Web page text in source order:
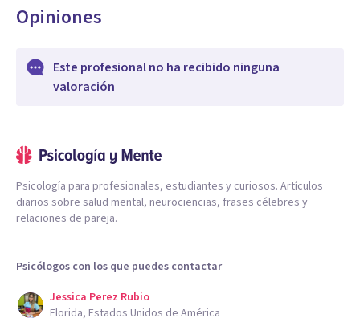
Opiniones
Este profesional no ha recibido ninguna
valoración
Psicología para profesionales, estudiantes y curiosos. Artículos
diarios sobre salud mental, neurociencias, frases célebres y
relaciones de pareja.
Psicólogos con los que puedes contactar
Jessica Perez Rubio
Florida, Estados Unidos de América